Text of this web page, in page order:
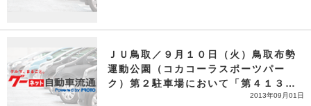
ＪＵ鳥取／９月１０日（火）鳥取布勢
運動公園（コカコーラスポーツパー
ク）第２駐車場において「第４１３回
ＪＵ鳥取青年部記念オートオークショ
2013年09月01日